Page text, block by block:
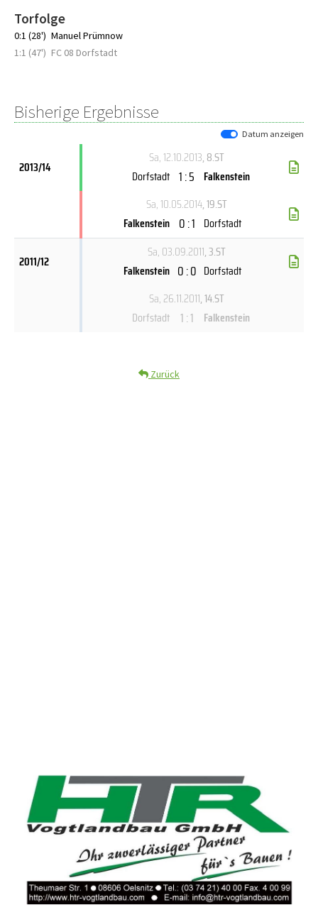
Torfolge
0:1 (28') Manuel Prümnow
1:1 (47') FC 08 Dorfstadt
Bisherige Ergebnisse
Datum anzeigen
2013/14
Sa, 12.10.2013, 8.ST
Dorfstadt 1 : 5 Falkenstein
Sa, 10.05.2014, 19.ST
Falkenstein 0 : 1 Dorfstadt
2011/12
Sa, 03.09.2011, 3.ST
Falkenstein 0 : 0 Dorfstadt
Sa, 26.11.2011, 14.ST
Dorfstadt
1 : 1 Falkenstein
Zurück